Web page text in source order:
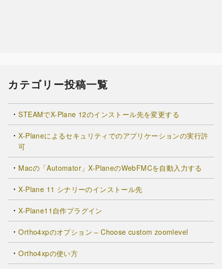
カテゴリー投稿一覧
STEAMでX-Plane 12のインストール先を変更する
X-Planeによるセキュリティでのアプリケーションの実行許
可
Macの「Automator」X-PlaneのWebFMCを自動入力する
X-Plane 11 シナリーのインストール先
X-Plane11自作プラグイン
Ortho4xpのオプション – Choose custom zoomlevel
Ortho4xpの使い方